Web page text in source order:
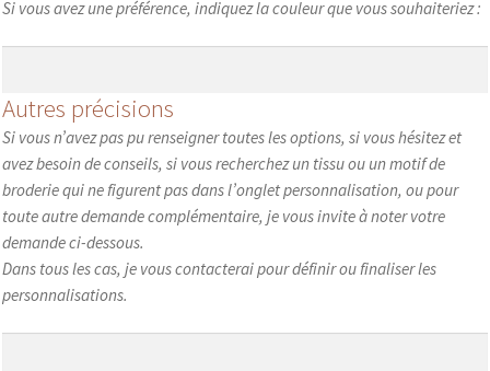
Si vous avez une préférence, indiquez la couleur que vous souhaiteriez :
Autres précisions
Si vous n’avez pas pu renseigner toutes les options, si vous hésitez et
avez besoin de conseils, si vous recherchez un tissu ou un motif de
broderie qui ne figurent pas dans l’onglet personnalisation, ou pour
toute autre demande complémentaire, je vous invite à noter votre
demande ci-dessous.
Dans tous les cas, je vous contacterai pour définir ou finaliser les
personnalisations.